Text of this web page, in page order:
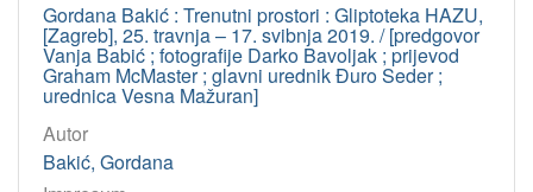
Gordana Bakić : Trenutni prostori : Gliptoteka HAZU,
[Zagreb], 25. travnja – 17. svibnja 2019. / [predgovor
Vanja Babić ; fotografije Darko Bavoljak ; prijevod
Graham McMaster ; glavni urednik Đuro Seder ;
urednica Vesna Mažuran]
Autor
Bakić, Gordana